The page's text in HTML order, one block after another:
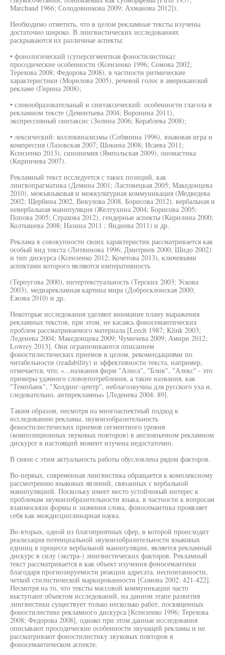
Marchand 1966; Солодовникова 2009; Ахманова 2012]).
Необходимо отметить, что в целом рекламные тексты изучены
достаточно широко. В лингвистических исследованиях
раскрываются их различные аспекты:
• фонологический (суперсегментная фоностилистика):
просодические особенности (Ксензенко 1996; Сомова 2002;
Терехова 2008; Федорова 2008), в частности ритмические
характеристики (Морилова 2005), речевой голос в американской
рекламе (Гирина 2008);
• словообразовательный и синтаксический: особенности глагола в
рекламном тексте (Дементьева 2004; Воронина 2011),
экспрессивный синтаксис (Золина 2006; Кораблева 2008);
• лексический: коллоквиализмы (Собянина 1996), языковая игра и
компрессия (Лазовская 2007; Шокина 2008; Исаева 2011;
Ксензенко 2013), синонимия (Ямпольская 2009), ономастика
(Кирпичева 2007).
Рекламный текст исследуется с таких позиций, как
лингвопрагматика (Демина 2001; Ластовецкая 2005; Македонцева
2010), межъязыковая и межкультурная коммуникация (Медведева
2002; Щербина 2002, Викулова 2008, Борисова 2012), вербальная и
невербальная манипуляция (Желтухина 2004; Борисова 2005;
Попова 2005; Страхова 2012), гендерные аспекты (Кирилина 2000;
Колтышева 2008; Назина 2011 ; Яндиева 2011) и др.
Реклама в совокупности своих характеристик рассматривается как
особый вид текста (Литвинова 1996; Дмитриев 2000; Шидо 2002)
и тип дискурса (Ксензенко 2012; Кочетова 2013), ключевыми
аспектами которого являются императивность
(Терпугова 2000), интертекстуальность (Терских 2003; Ускова
2003), медиарекламная картина мира (Добросклонская 2000;
Ежова 2010) и др.
Некоторые исследования уделяют внимание плану выражения
рекламных текстов, при этом, не касаясь фоносемантических
проблем рассматриваемого материала [Leech 1987; Klink 2003;
Леденева 2004; Македонцева 2009; Чумичева 2009; Амири 2012;
Lowrey 2013]. Они ограничиваются описанием
фоностилистических приемов в целом, рекомендациями по
читабельности (readability) и эффективности текста, например,
отмечается, что; «...названия фирм "Алиса", "Блик", "Алекс" - это
примеры удачного словоупотребления, а такие названия, как
"Темпбанк", "Холдинг-центр", неблагозвучны для русского уха и,
следовательно, антирекламны» [Леденева 2004: 89].
Таким образом, несмотря на многоаспектный подход к
исследованию рекламы, звукоизобразительность
фоностилистических приемов сегментного уровня
(композиционных звуковых повторов) в англоязычном рекламном
дискурсе в настоящий момент изучена недостаточно.
В связи с этим актуальность работы обусловлена рядом факторов.
Во-первых, современная лингвистика обращается к комплексному
рассмотрению языковых явлений, связанных с вербальной
манипуляцией. Поскольку имеет место устойчивый интерес к
проблемам звукоизобразительности языка, в частности к вопросам
взаимосвязи формы и значения слова, фоносемантика проявляет
себя как междисциплинарная наука.
Во-вторых, одной из благоприятных сфер, в которой происходит
реализация потенциальной звукоизобразительности языковых
единиц в процессе вербальной манипуляции, является рекламный
дискурс в силу (экстра-) лингвистических факторов. Рекламный
текст рассматривается в как объект изучения фоносемантики
благодаря прогнозируемости реакции адресата, неспонтанности,
четкой стилистической маркированности [Сомова 2002: 421-422].
Несмотря на то, что тексты массовой коммуникации часто
выступают объектом исследований, на данном этапе развития
лингвистики существует только несколько работ, посвященных
фоностилистике рекламного дискурса [Ксензенко 1996; Терехова
2008; Федорова 2008], однако при этом данные исследования
описывают просодические особенности звучащей рекламы и не
рассматривают фоностилистику звуковых повторов в
фоносемантическом аспекте.